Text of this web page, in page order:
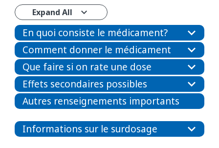
Expand All
En quoi consiste le médicament?
Comment donner le médicament
Que faire si on rate une dose
Effets secondaires possibles
Autres renseignements importants
Informations sur le surdosage